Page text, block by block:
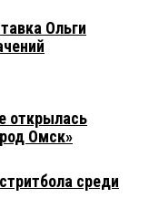
Ольги
открылась
Омск»
среди